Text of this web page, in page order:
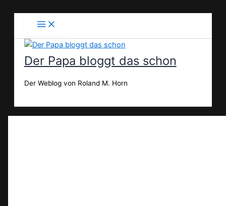
Der Papa bloggt das schon
Der Weblog von Roland M. Horn